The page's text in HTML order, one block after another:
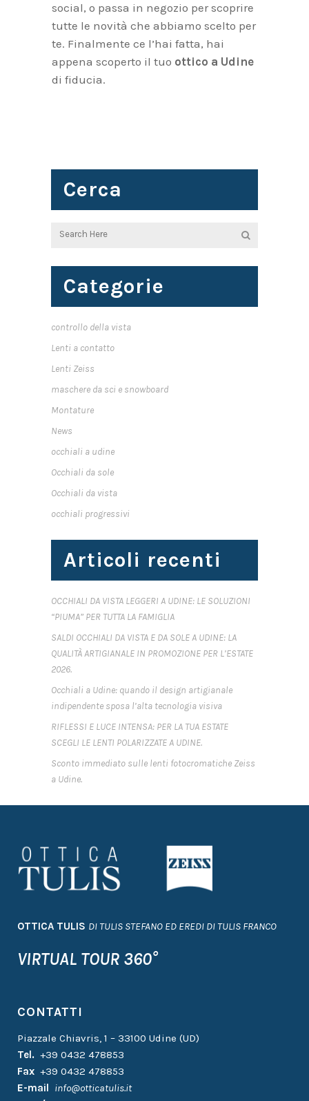
social, o passa in negozio per scoprire
tutte le novità che abbiamo scelto per
te. Finalmente ce l’hai fatta, hai
appena scoperto il tuo ottico a Udine
di fiducia.
Cerca
Categorie
controllo della vista
Lenti a contatto
Lenti Zeiss
maschere da sci e snowboard
Montature
News
occhiali a udine
Occhiali da sole
Occhiali da vista
occhiali progressivi
Articoli recenti
OCCHIALI DA VISTA LEGGERI A UDINE: LE SOLUZIONI
“PIUMA” PER TUTTA LA FAMIGLIA
SALDI OCCHIALI DA VISTA E DA SOLE A UDINE: LA
QUALITÀ ARTIGIANALE IN PROMOZIONE PER L’ESTATE
2026.
Occhiali a Udine: quando il design artigianale
indipendente sposa l’alta tecnologia visiva
RIFLESSI E LUCE INTENSA: PER LA TUA ESTATE
SCEGLI LE LENTI POLARIZZATE A UDINE.
Sconto immediato sulle lenti fotocromatiche Zeiss
a Udine.
OTTICA TULIS DI TULIS STEFANO ED EREDI DI TULIS FRANCO
VIRTUAL TOUR 360°
CONTATTI
Piazzale Chiavris, 1 – 33100 Udine (UD)
Tel. +39 0432 478853
Fax +39 0432 478853
E-mail info@otticatulis.it